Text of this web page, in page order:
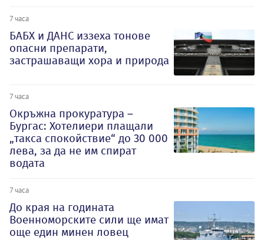
7 часа
БАБХ и ДАНС иззеха тонове
опасни препарати,
застрашаващи хора и природа
7 часа
Окръжна прокуратура –
Бургас: Хотелиери плащали
„такса спокойствие“ до 30 000
лева, за да не им спират
водата
7 часа
До края на годината
Военноморските сили ще имат
още един минен ловец